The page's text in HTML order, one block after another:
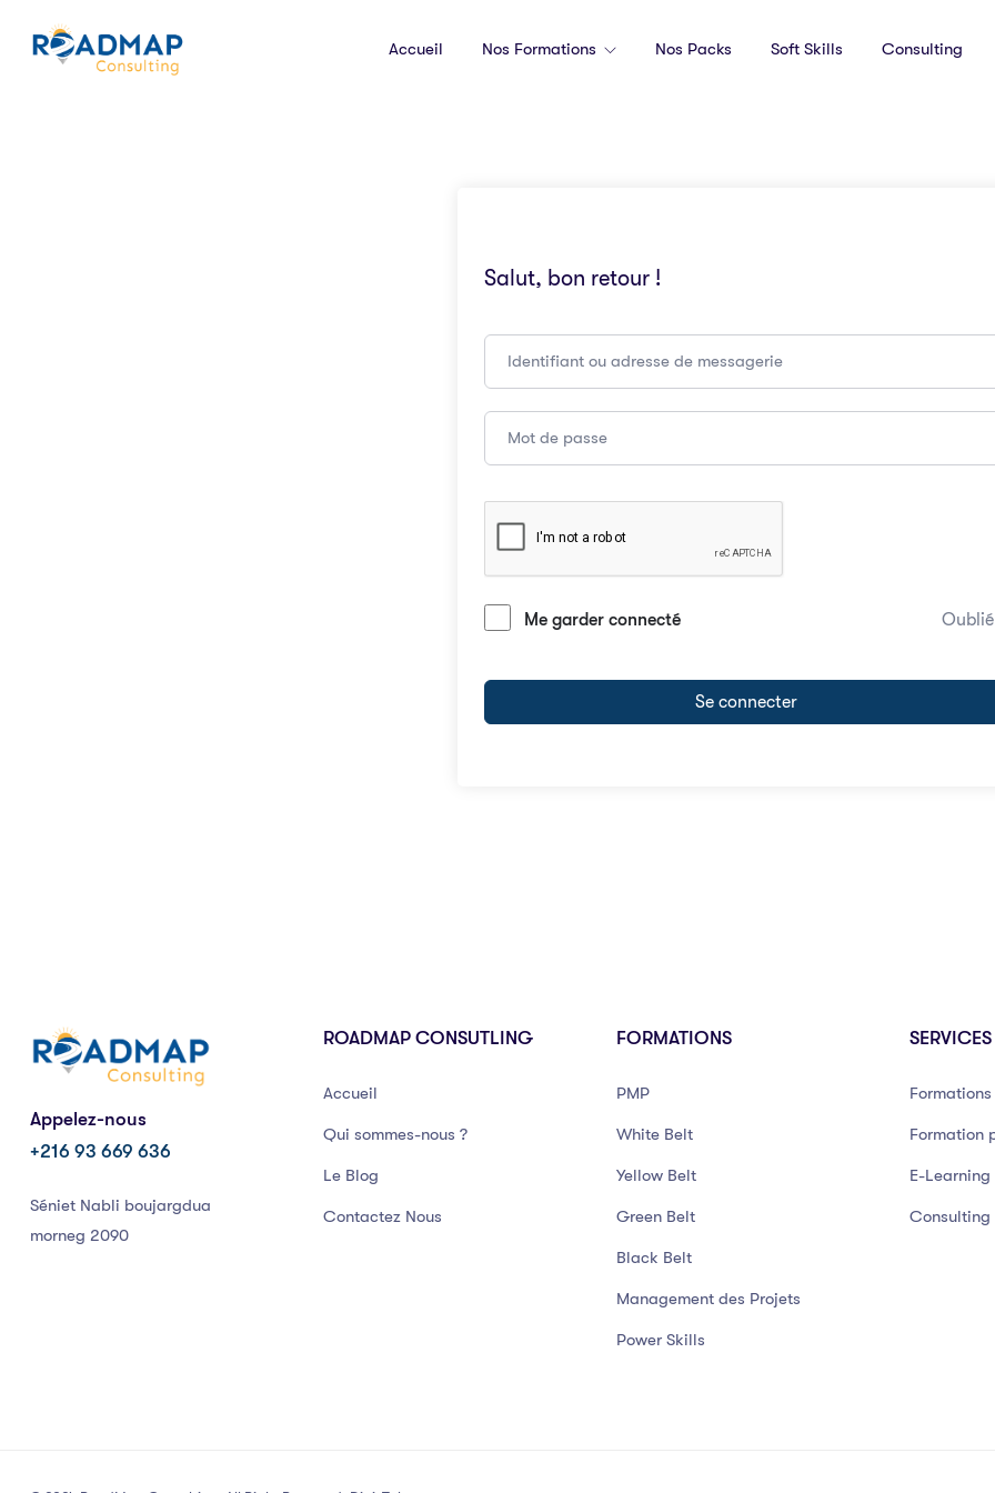
Accueil Nos Formations Nos Packs Soft Skills Consulting
Salut, bon retour !
Me garder connecté
Se connecter
Appelez-nous
+216 93 669 636
Séniet Nabli boujargdua
morneg 2090
ROADMAP CONSUTLING
Accueil
Qui sommes-nous ?
Le Blog
Contactez Nous
FORMATIONS
PMP
White Belt
Yellow Belt
Green Belt
Black Belt
Management des Projets
Power Skills
SERVICES
Formation
E-Learning
Consulting